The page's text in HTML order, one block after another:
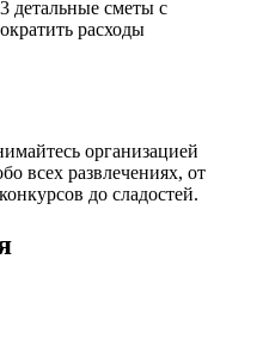
детальные сметы с
расходы
организацией
всех развлечениях, от
до сладостей.